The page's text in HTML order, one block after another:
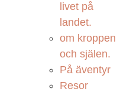
livet på
landet.
om kroppen
och själen.
På äventyr
Resor